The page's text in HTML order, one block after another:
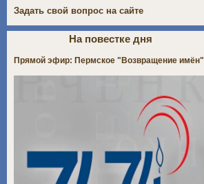
Задать свой вопрос на сайте
На повестке дня
Прямой эфир: Пермское "Возвращение имён"